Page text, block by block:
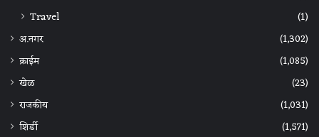
Travel
(1)
अ.नगर
(1,302)
क्राईम
(1,085)
खेळ
(23)
राजकीय
(1,031)
शिर्डी
(1,571)